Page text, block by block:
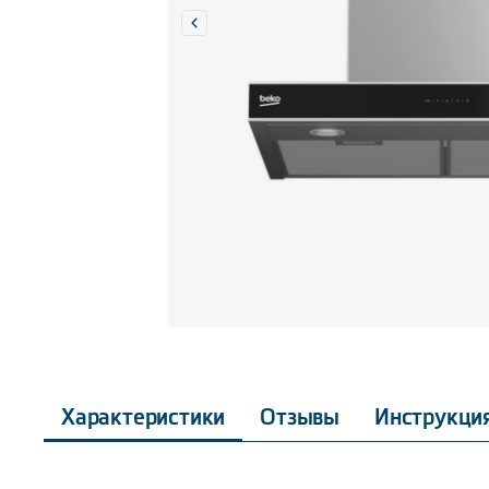
Характеристики Отзывы